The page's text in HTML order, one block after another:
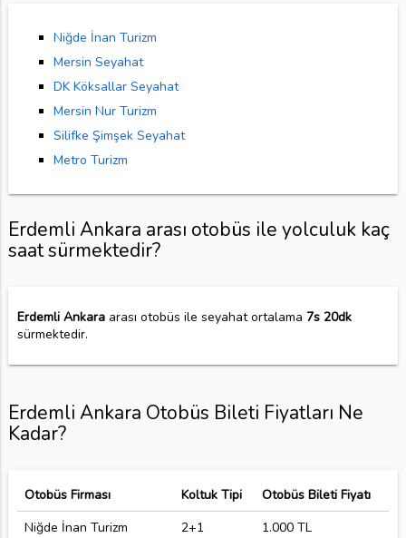
Niğde İnan Turizm
Mersin Seyahat
DK Köksallar Seyahat
Mersin Nur Turizm
Silifke Şimşek Seyahat
Metro Turizm
Erdemli Ankara arası otobüs ile yolculuk kaç
saat sürmektedir?
Erdemli Ankaraarası otobüs ile seyahat ortalama 7s 20dk
sürmektedir.
Erdemli Ankara Otobüs Bileti Fiyatları Ne
Kadar?
Otobüs Firması Koltuk Tipi
Otobüs Bileti Fiyatı
Niğde İnan Turizm
2+1
1.000 TL